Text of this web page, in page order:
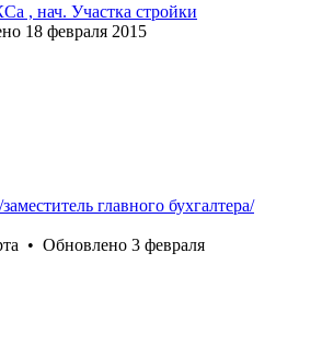
, нач. Участка стройки
18 февраля 2015
главного бухгалтера/
• Обновлено 3 февраля